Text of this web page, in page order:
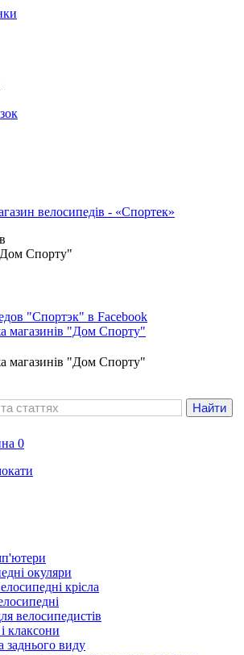
Спорту"
магазинів "Дом Спорту"
магазинів "Дом Спорту"
0
окуляри
крісла
велосипедистів
клаксони
заднього виду